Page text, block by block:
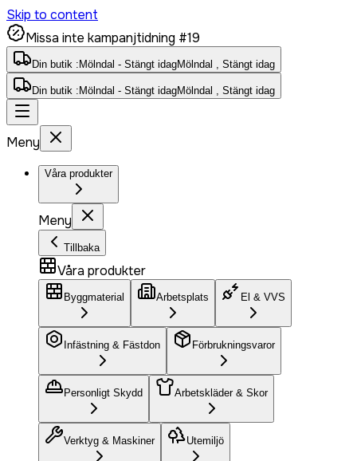
Skip to content
Missa inte kampanjtidning #19
Din butik : Mölndal - Stängt idagMölndal , Stängt idag
Din butik : Mölndal - Stängt idagMölndal , Stängt idag
Meny
Våra produkter
Meny
Tillbaka
Våra produkter
Byggmaterial Arbetsplats El & VVS
Infästning & Fästdon Förbrukningsvaror
Personligt Skydd Arbetskläder & Skor
Verktyg & Maskiner Utemiljö